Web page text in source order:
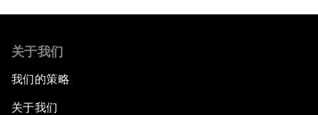
关于我们
我们的策略
关于我们